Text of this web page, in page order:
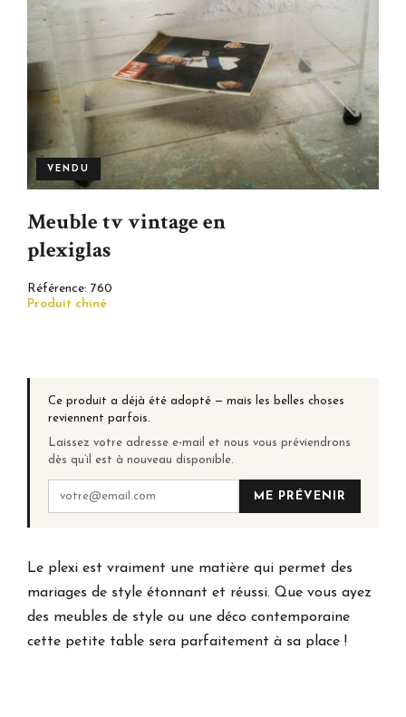
VENDU
Meuble tv vintage en
plexiglas
Référence: 760
Produit chiné
Ce produit a déjà été adopté — mais les belles choses
reviennent parfois.
Laissez votre adresse e-mail et nous vous préviendrons
dès qu’il est à nouveau disponible.
ME PRÉVENIR
Le plexi est vraiment une matière qui permet des
mariages de style étonnant et réussi. Que vous ayez
des meubles de style ou une déco contemporaine
cette petite table sera parfaitement à sa place !